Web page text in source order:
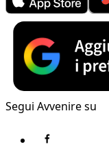
Segui Avvenire su